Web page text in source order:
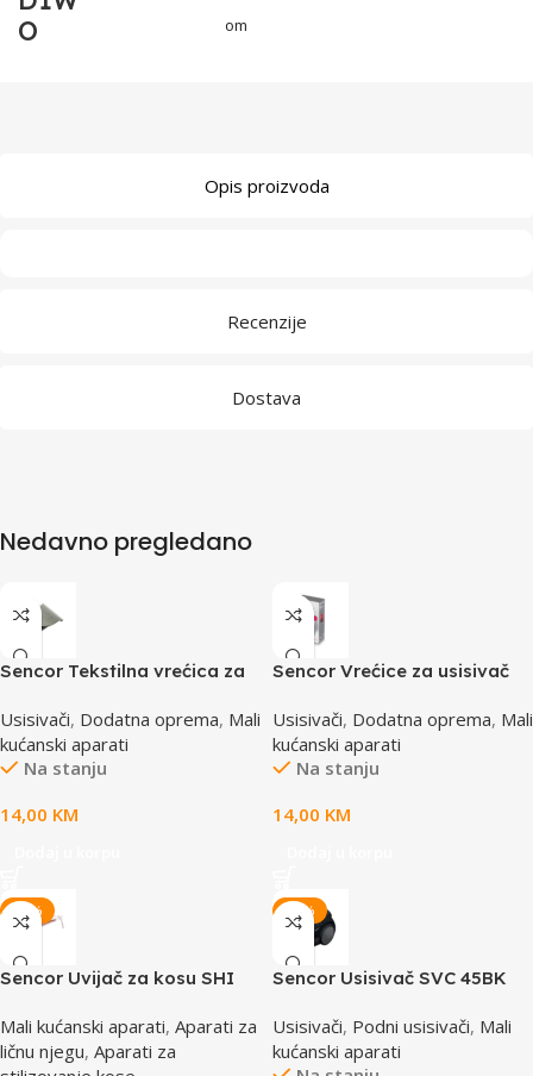
O
om
Opis proizvoda
Recenzije
Dostava
Nedavno pregledano
Sencor Tekstilna vrećica za
Usisivači, Dodatna oprema, Mali
kućanski aparati
Na stanju
14,00 KM
Sencor Vrećice za usisivač
Usisivači, Dodatna oprema, Mali
kućanski aparati
Na stanju
14,00 KM
-15%
Sencor Uvijač za kosu SHI
Mali kućanski aparati, Aparati za
ličnu njegu, Aparati za
-10%
Sencor Usisivač SVC 45BK
Usisivači, Podni usisivači, Mali
kućanski aparati